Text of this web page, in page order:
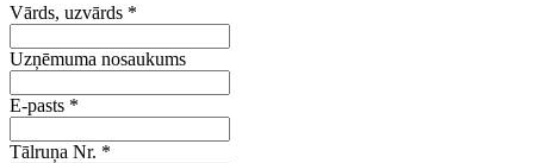
Vārds, uzvārds *
Uzņēmuma nosaukums
E-pasts *
Tālruņa Nr. *